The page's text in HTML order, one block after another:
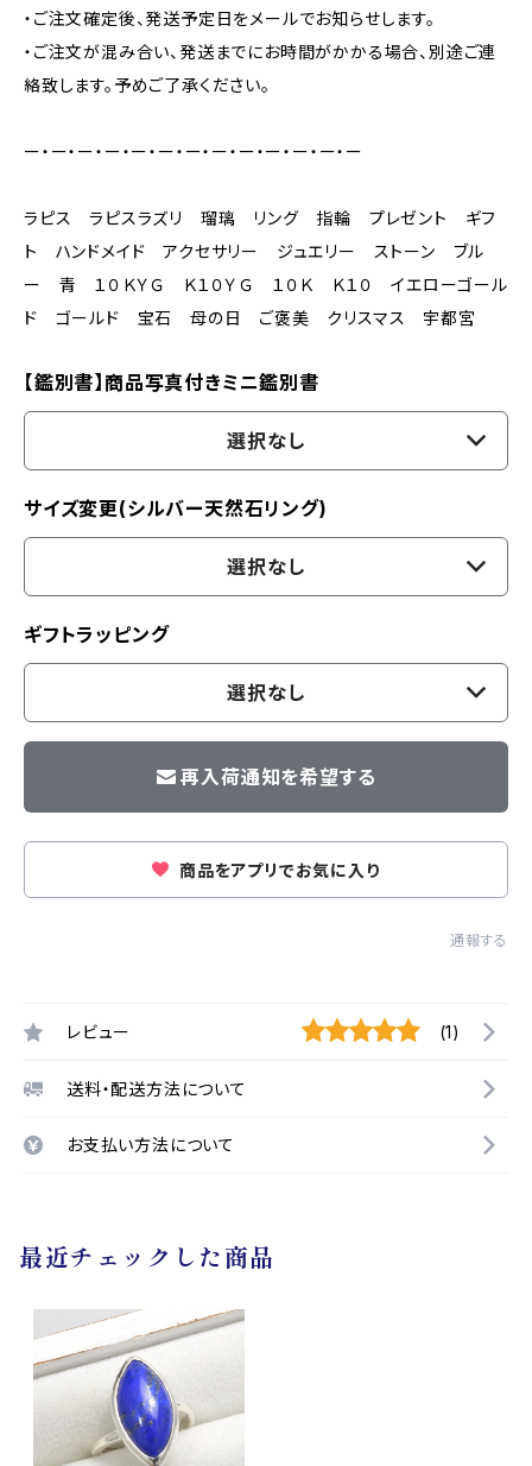
・ご注文確定後、発送予定日をメールでお知らせします。
・ご注文が混み合い、発送までにお時間がかかる場合、別途ご連
絡致します。予めご了承ください。
ー・ー・ー・ー・ー・ー・ー・ー・ー・ー・ー・ー・ー
ラピス ラピスラズリ 瑠璃 リング 指輪 プレゼント ギフ
ト ハンドメイド アクセサリー ジュエリー ストーン ブル
ー 青 １０ＫＹＧ Ｋ１０ＹＧ １０Ｋ Ｋ１０ イエローゴール
ド ゴールド 宝石 母の日 ご褒美 クリスマス 宇都宮
【鑑別書】商品写真付きミニ鑑別書
選択なし
サイズ変更(シルバー天然石リング)
選択なし
ギフトラッピング
選択なし
再入荷通知を希望する
商品をアプリでお気に入り
通報する
レビュー (1)
送料・配送方法について
お支払い方法について
最近チェックした商品